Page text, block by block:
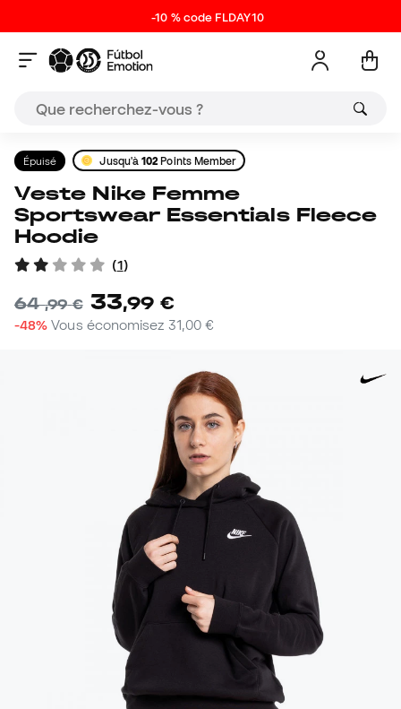
-10 % code FLDAY10
Épuisé Jusqu'à102 Points Member
Veste Nike Femme
Sportswear Essentials Fleece
Hoodie
(1)
64,99 € 33,99 €
-48% Vous économisez 31,00 €